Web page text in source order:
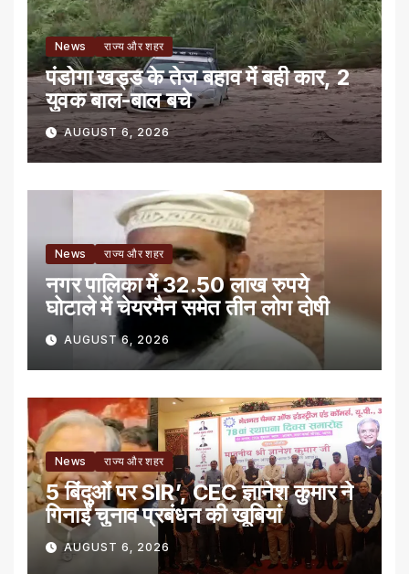
News राज्य और शहर
पंडोगा खड्ड के तेज बहाव में बही कार, 2
युवक बाल-बाल बचे
AUGUST 6, 2026
News राज्य और शहर
नगर पालिका में 32.50 लाख रुपये
घोटाले में चेयरमैन समेत तीन लोग दोषी
AUGUST 6, 2026
News राज्य और शहर
5 बिंदुओं पर SIR’, CEC ज्ञानेश कुमार ने
गिनाईं चुनाव प्रबंधन की खूबियां
AUGUST 6, 2026